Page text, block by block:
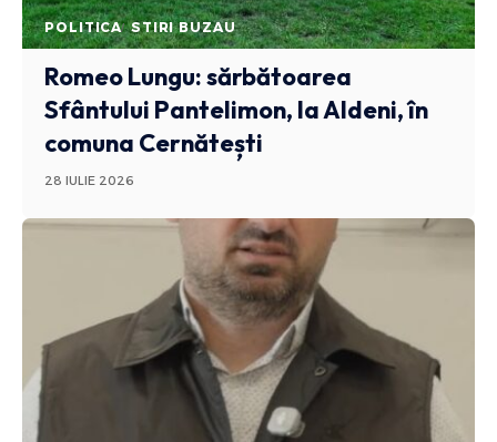
POLITICA STIRI BUZAU
Romeo Lungu: sărbătoarea
Sfântului Pantelimon, la Aldeni, în
comuna Cernătești
28 IULIE 2026